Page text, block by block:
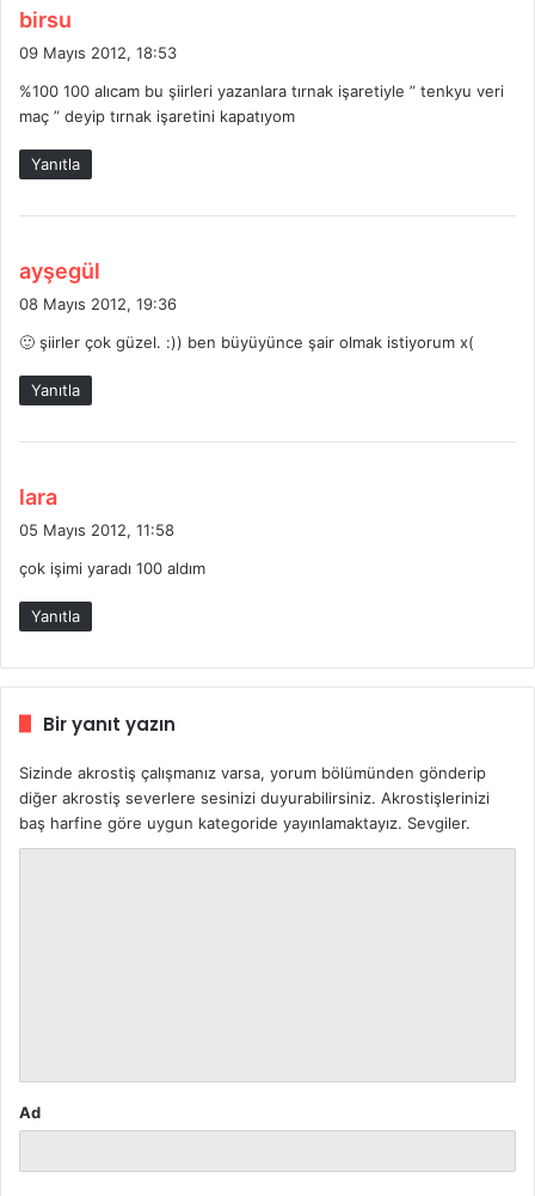
birsu
i
k
i
:
09 Mayıs 2012, 18:53
%100 100 alıcam bu şiirleri yazanlara tırnak işaretiyle ” tenkyu veri
maç ” deyip tırnak işaretini kapatıyom
Yanıtla
ayşegül
i
08 Mayıs 2012, 19:36
🙂 şiirler çok güzel. :)) ben büyüyünce şair olmak istiyorum x(
Yanıtla
lara
i
k
i
05 Mayıs 2012, 11:58
çok işimi yaradı 100 aldım
Yanıtla
Bir yanıt yazın
Sizinde akrostiş çalışmanız varsa, yorum bölümünden gönderip
diğer akrostiş severlere sesinizi duyurabilirsiniz. Akrostişlerinizi
baş harfine göre uygun kategoride yayınlamaktayız. Sevgiler.
Ad